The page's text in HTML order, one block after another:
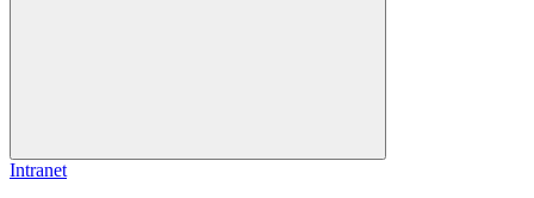
Buscar
Intranet